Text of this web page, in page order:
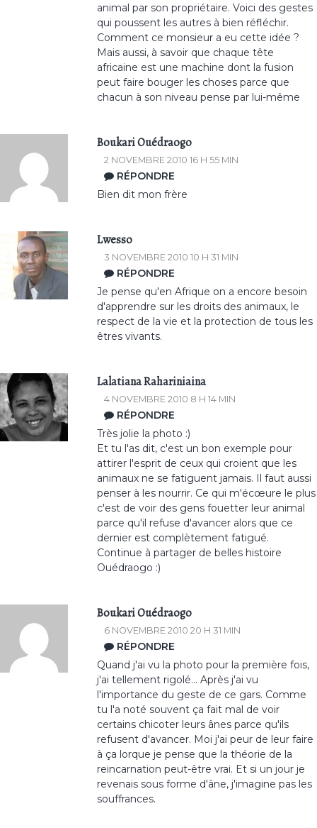
animal par son propriétaire. Voici des gestes
qui poussent les autres à bien réfléchir.
Comment ce monsieur a eu cette idée ?
Mais aussi, à savoir que chaque tête
africaine est une machine dont la fusion
peut faire bouger les choses parce que
chacun à son niveau pense par lui-même
Boukari Ouédraogo
2 NOVEMBRE 2010 16 H 55 MIN
RÉPONDRE
Bien dit mon frère
Lwesso
3 NOVEMBRE 2010 10 H 31 MIN
RÉPONDRE
Je pense qu'en Afrique on a encore besoin
d'apprendre sur les droits des animaux, le
respect de la vie et la protection de tous les
êtres vivants.
Lalatiana Rahariniaina
4 NOVEMBRE 2010 8 H 14 MIN
RÉPONDRE
Très jolie la photo :)
Et tu l'as dit, c'est un bon exemple pour
attirer l'esprit de ceux qui croient que les
animaux ne se fatiguent jamais. Il faut aussi
penser à les nourrir. Ce qui m'écœure le plus
c'est de voir des gens fouetter leur animal
parce qu'il refuse d'avancer alors que ce
dernier est complètement fatigué.
Continue à partager de belles histoire
Ouédraogo :)
Boukari Ouédraogo
6 NOVEMBRE 2010 20 H 31 MIN
RÉPONDRE
Quand j'ai vu la photo pour la première fois,
j'ai tellement rigolé... Après j'ai vu
l'importance du geste de ce gars. Comme
tu l'a noté souvent ça fait mal de voir
certains chicoter leurs ânes parce qu'ils
refusent d'avancer. Moi j'ai peur de leur faire
à ça lorque je pense que la théorie de la
reincarnation peut-être vrai. Et si un jour je
revenais sous forme d'âne, j'imagine pas les
souffrances.